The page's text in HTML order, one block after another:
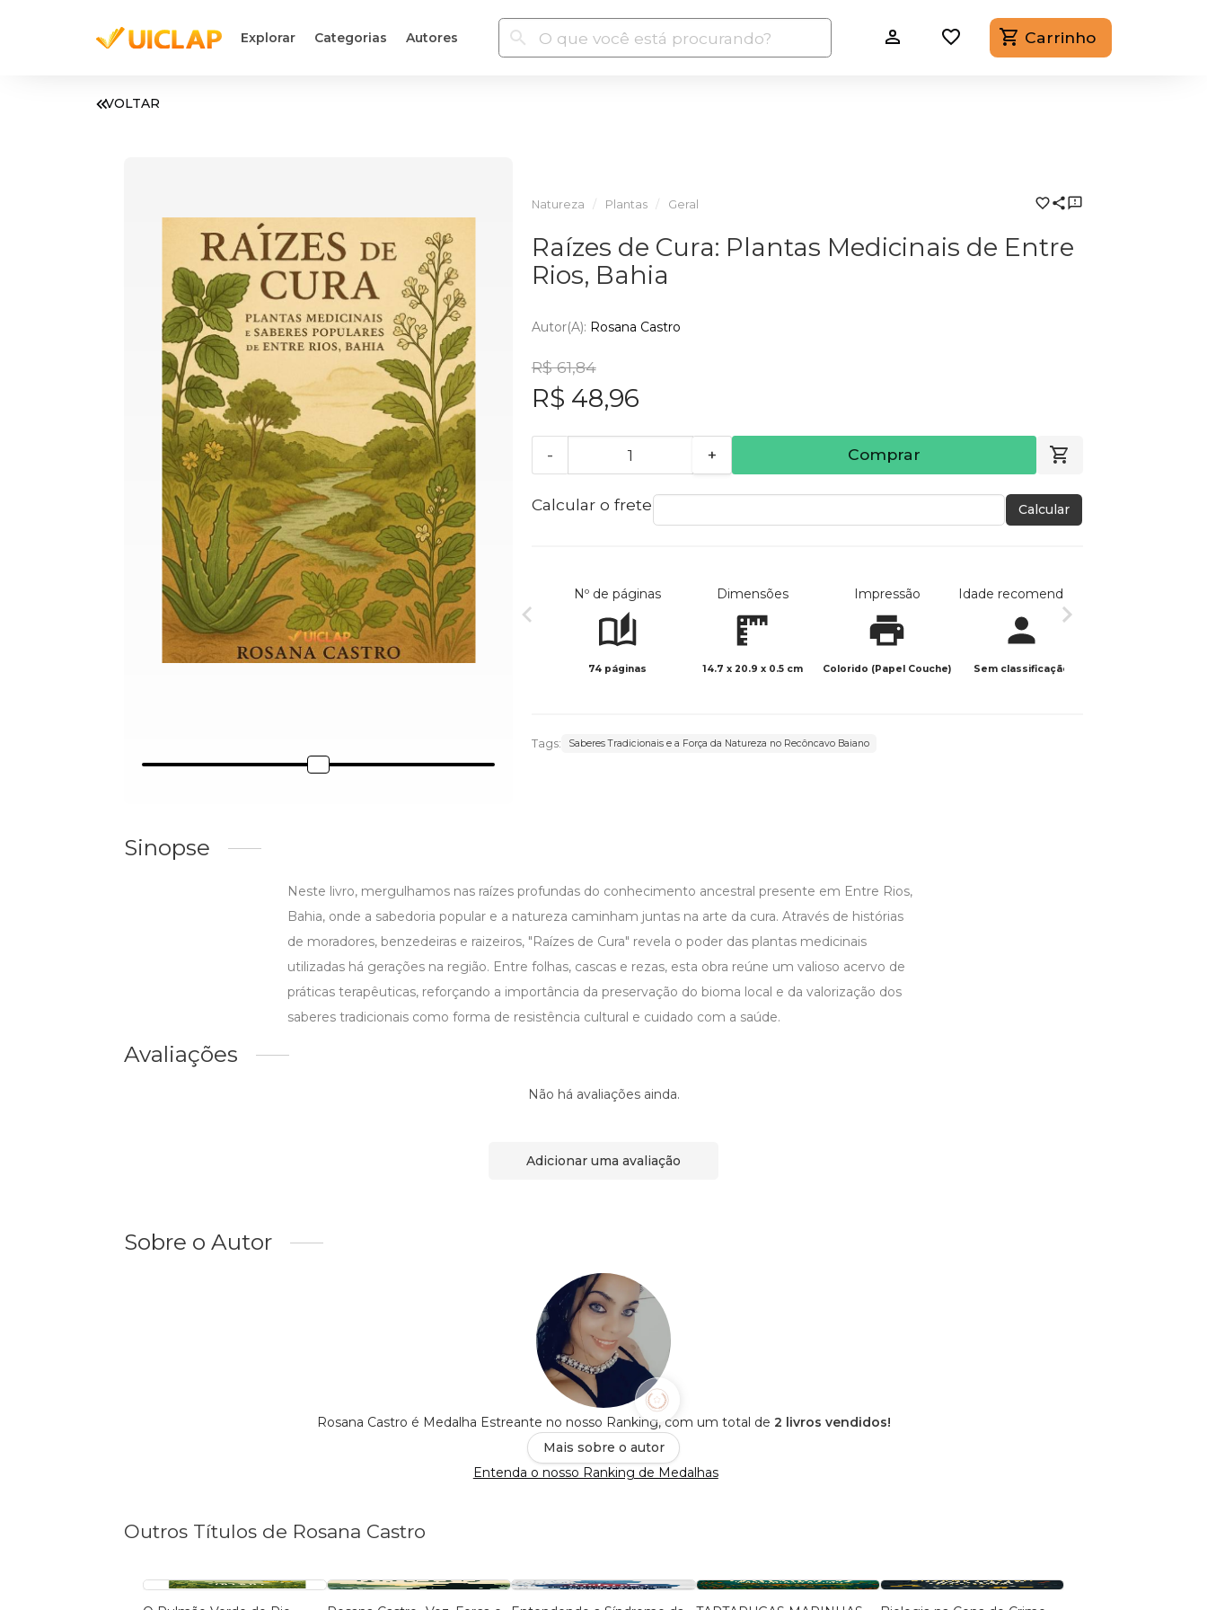
Explorar Categorias Autores Carrinho
VOLTAR
Natureza Plantas Geral
Raízes de Cura: Plantas Medicinais de Entre
Rios, Bahia
Autor(a): Rosana Castro
R$ 61,84
R$ 48,96
- + Comprar
Calcular o frete Calcular
Nº de páginas
74 páginas
Dimensões
14.7 x 20.9 x 0.5 cm
Impressão
Colorido (Papel Couche)
Idade recomendada
Sem classificação
Tags: Saberes Tradicionais e a Força da Natureza no Recôncavo Baiano
Sinopse
Neste livro, mergulhamos nas raízes profundas do conhecimento ancestral presente em Entre Rios,
Bahia, onde a sabedoria popular e a natureza caminham juntas na arte da cura. Através de histórias
de moradores, benzedeiras e raizeiros, "Raízes de Cura" revela o poder das plantas medicinais
utilizadas há gerações na região. Entre folhas, cascas e rezas, esta obra reúne um valioso acervo de
práticas terapêuticas, reforçando a importância da preservação do bioma local e da valorização dos
saberes tradicionais como forma de resistência cultural e cuidado com a saúde.
Avaliações
Não há avaliações ainda.
Adicionar uma avaliação
Sobre o Autor
Rosana Castro é Medalha Estreante no nosso Ranking, com um total de 2 livros vendidos!
Mais sobre o autor
Entenda o nosso Ranking de Medalhas
Outros Títulos de Rosana Castro